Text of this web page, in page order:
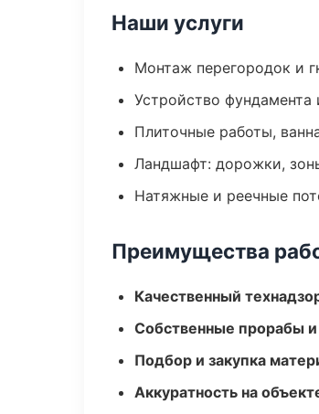
Наши услуги
Монтаж перегородок и
Устройство фундамента
Плиточные работы,
Ландшафт: дорожки,
Натяжные и реечные
Преимущества
Качественный
Собственные прорабы
Подбор и закупка
Аккуратность на